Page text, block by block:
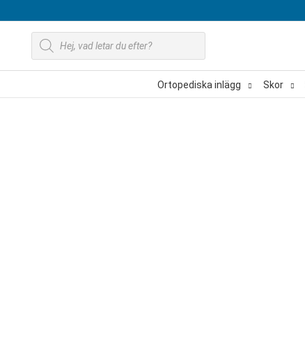
Produktsökning
Ortopediska inlägg Skor